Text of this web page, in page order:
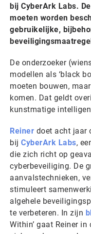
bij CyberArk Labs.
moeten worden
gebruikelijke,
De onderzoeker
modellen als ‘black
moeten bouwen,
komen. Dat geldt
kunstmatige
Reiner doet acht jaar
bij CyberArk Labs,
die zich richt op
cyberbeveiliging. De
aanvalstechnieken,
stimuleert
algehele
te verbeteren. In zijn
Within’ gaat Reiner in